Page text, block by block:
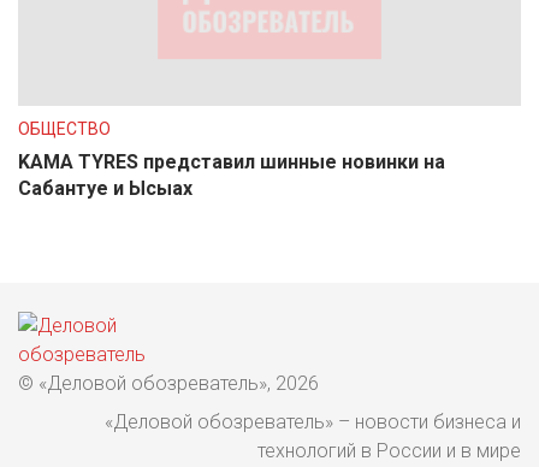
ОБЩЕСТВО
KAMA TYRES представил шинные новинки на
Сабантуе и Ысыах
© «Деловой обозреватель», 2026
«Деловой обозреватель» – новости бизнеса и
технологий в России и в мире